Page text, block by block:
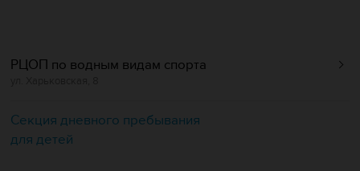
РЦОП по водным видам спорта
Секция дневного пребывания
для детей